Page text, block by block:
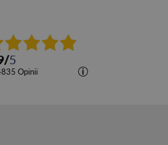
/5
opinii